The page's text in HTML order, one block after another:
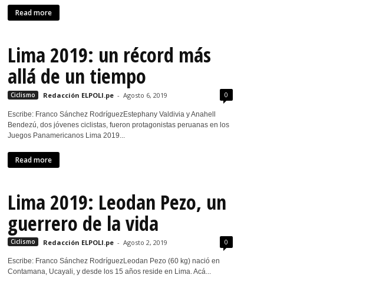
Read more
Lima 2019: un récord más
allá de un tiempo
Ciclismo Redacción ELPOLI.pe - Agosto 6, 2019 0
Escribe: Franco Sánchez RodríguezEstephany Valdivia y Anahell
Bendezú, dos jóvenes ciclistas, fueron protagonistas peruanas en los
Juegos Panamericanos Lima 2019...
Read more
Lima 2019: Leodan Pezo, un
guerrero de la vida
Ciclismo Redacción ELPOLI.pe - Agosto 2, 2019 0
Escribe: Franco Sánchez RodríguezLeodan Pezo (60 kg) nació en
Contamana, Ucayali, y desde los 15 años reside en Lima. Acá...